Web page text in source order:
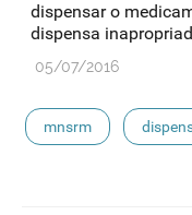
contraceção de
dispensar o
dispensa
05/07/2016
mnsrm